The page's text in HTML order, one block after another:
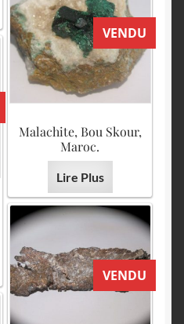
VENDU
Malachite, Bou Skour,
Maroc.
Lire Plus
VENDU